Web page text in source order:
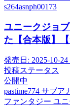
s264asnph00173
ユニークジョ
た【合本版】
発売日: 2025-10-
投稿ステータス
公開中
pastime774 サブア
ファンタジー ユ